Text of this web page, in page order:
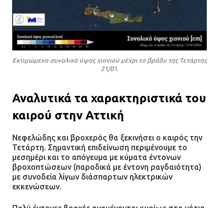
Εκτιμώμενο συνολικό ύψος χιονιού μέχρι το βράδυ της Τετάρτης
21/01.
Αναλυτικά τα χαρακτηριστικά του
καιρού στην Αττική
Νεφελώδης και βροχερός θα ξεκινήσει ο καιρός την
Τετάρτη. Σημαντική επιδείνωση περιμένουμε το
μεσημέρι και το απόγευμα με κύματα έντονων
βροχοπτώσεων (παροδικά με έντονη ραγδαιότητα)
με συνοδεία λίγων διάσπαρτων ηλεκτρικών
εκκενώσεων.